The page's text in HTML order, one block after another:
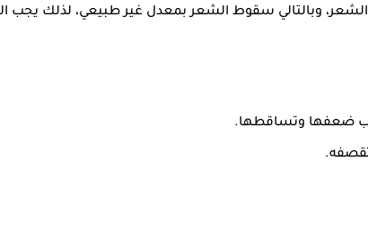
وبالتالي سقوط الشعر بمعدل غير طبيعي، لذلك
ضعفها وتساقطها.